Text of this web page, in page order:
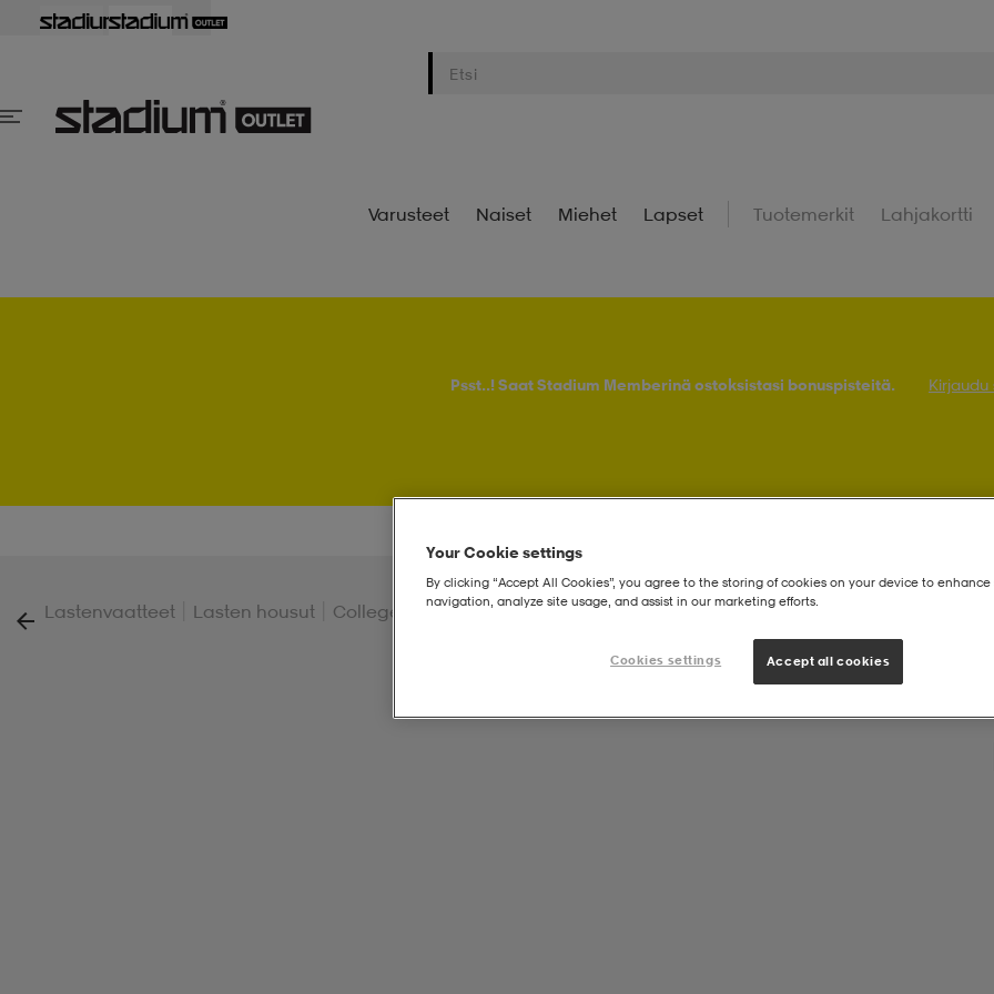
Varusteet Naiset Miehet Lapset Tuotemerkit Lahjakortti
Psst..! Saat Stadium Memberinä ostoksistasi bonuspisteitä. Kirjaudu
Lastenvaatteet Lasten housut Collegehousut | Elastic Cuff Pants G Jr
Your Cookie settings
By clicking “Accept All Cookies”, you agree to the storing of cookies on your device to enhance
navigation, analyze site usage, and assist in our marketing efforts.
Cookies settings Accept all cookies